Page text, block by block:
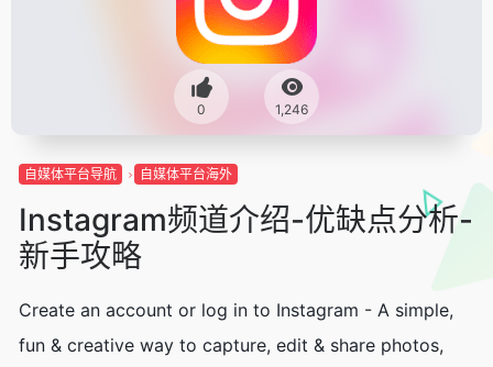
0 1,246
自媒体平台导航 自媒体平台海外
Instagram频道介绍-优缺点分析-
新手攻略
Create an account or log in to Instagram - A simple,
fun & creative way to capture, edit & share photos,